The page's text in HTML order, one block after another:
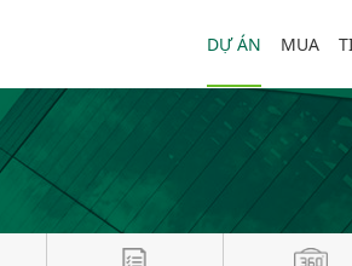
DỰ ÁN MUA